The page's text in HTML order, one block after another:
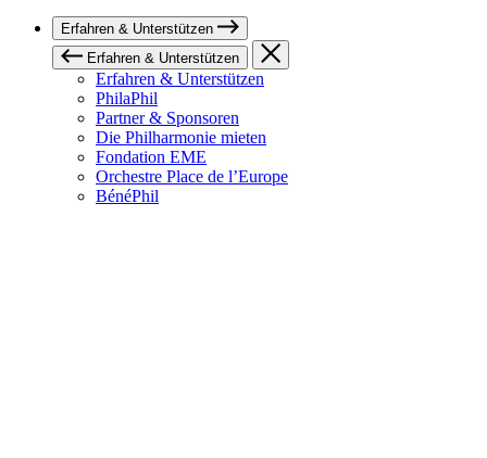
Erfahren & Unterstützen
Erfahren & Unterstützen
Erfahren & Unterstützen
PhilaPhil
Partner & Sponsoren
Die Philharmonie mieten
Fondation EME
Orchestre Place de l’Europe
BénéPhil